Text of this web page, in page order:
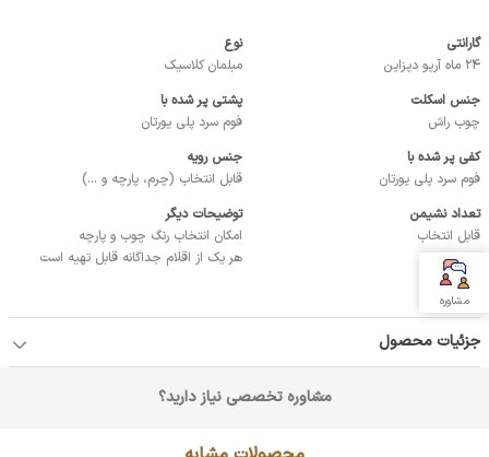
گارانتی
24 ماه آریو دیزاین
نوع
مبلمان کلاسیک
جنس اسکلت
چوب راش
پشتی پر شده با
فوم سرد پلی یورتان
کفی پر شده با
فوم سرد پلی یورتان
جنس رویه
قابل انتخاب (چرم، پارچه و ...)
تعداد نشیمن
قابل انتخاب
توضیحات دیگر
امکان انتخاب رنگ چوب و پارچه
هر یک از اقلام جداگانه قابل تهیه است
جزئیات محصول
مشاوره تخصصی نیاز دارید؟
مشاوره